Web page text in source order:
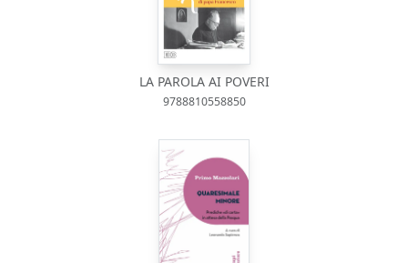
LA PAROLA AI POVERI
9788810558850